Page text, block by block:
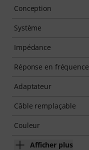
Conception
Système
Impédance
Réponse en fréquence
Adaptateur
Câble remplaçable
Couleur
Afficher plus